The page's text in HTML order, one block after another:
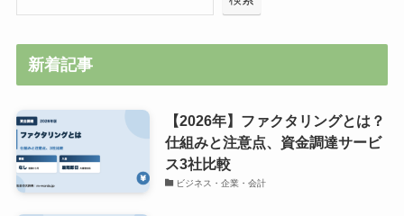
新着記事
【2026年】ファクタリングとは？
仕組みと注意点、資金調達サービ
ス3社比較
ビジネス・企業・会計